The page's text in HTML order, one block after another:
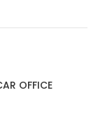
OFFICE